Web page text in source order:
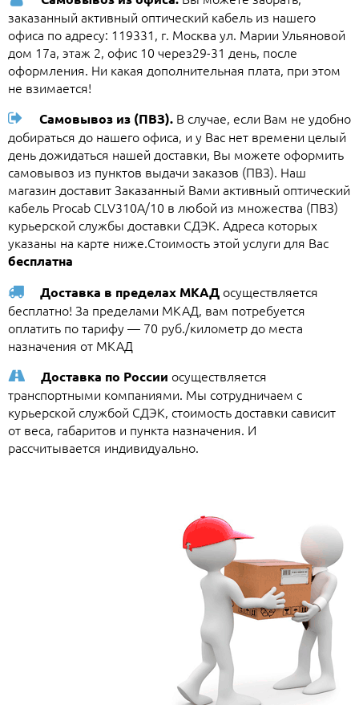
заказанный активный оптический кабель из нашего
офиса по адресу: 119331, г. Москва ул. Марии Ульяновой
дом 17а, этаж 2, офис 10 через29-31 день, после
оформления. Ни какая дополнительная плата, при этом
не взимается!
Самовывоз из (ПВЗ). В случае, если Вам не удобно
добираться до нашего офиса, и у Вас нет времени целый
день дожидаться нашей доставки, Вы можете оформить
самовывоз из пунктов выдачи заказов (ПВЗ). Наш
магазин доставит Заказанный Вами активный оптический
кабель Procab CLV310A/10 в любой из множества (ПВЗ)
курьерской службы доставки СДЭК. Адреса которых
указаны на карте ниже.Стоимость этой услуги для Вас
бесплатна
Доставка в пределах МКАД осуществляется
бесплатно! За пределами МКАД, вам потребуется
оплатить по тарифу — 70 руб./километр до места
назначения от МКАД
Доставка по России осуществляется
транспортными компаниями. Мы сотрудничаем с
курьерской службой СДЭК, стоимость доставки сависит
от веса, габаритов и пункта назначения. И
рассчитывается индивидуально.